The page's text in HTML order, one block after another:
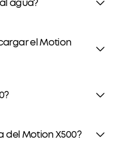
agua?
el Motion
del Motion X500?